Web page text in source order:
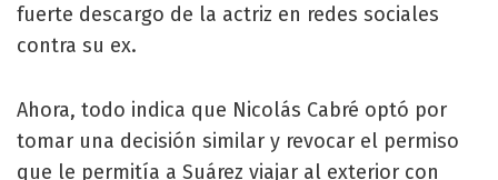
fuerte descargo de la actriz en redes sociales
contra su ex.
Ahora, todo indica que Nicolás Cabré optó por
tomar una decisión similar y revocar el permiso
que le permitía a Suárez viajar al exterior con